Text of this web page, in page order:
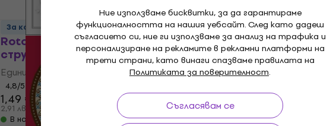
Ние използваме бисквитки, за да гарантираме
функционалността на нашия уебсайт. След като дадеш
съгласието си, ние ги използваме за анализ на трафика и
персонализиране на рекламите в рекламни платформи на
трети страни, като винаги спазваме правилата на
Политиката за поверителност.
Съгласявам се
Rotosound NP 013 Единична
струна за китара
Единична струна за китара
4,8/5
1,49 €
2,91 лв 1,59 €
В наличност
Gorstrings S 350 D
струна за китара
Единична струна за китара
0,99 €
1,94 лв
В наличност
За количество отстъпка HAPPY HOUR